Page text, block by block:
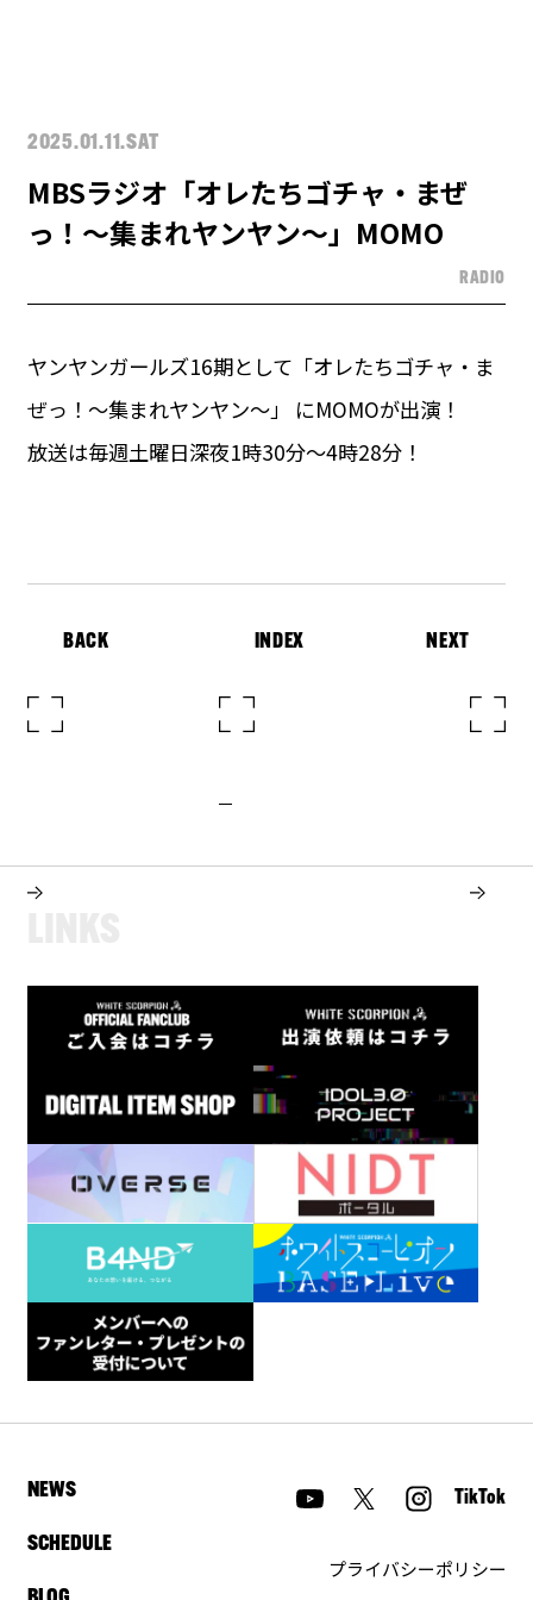
2025.01.11.SAT
MBSラジオ「オレたちゴチャ・まぜ
っ！～集まれヤンヤン～」MOMO
RADIO
ヤンヤンガールズ16期として「オレたちゴチャ・ま
ぜっ！～集まれヤンヤン～」 にMOMOが出演！
放送は毎週土曜日深夜1時30分～4時28分！
BACK INDEX NEXT
NEWS
SCHEDULE
TikTok
プライバシーポリシー